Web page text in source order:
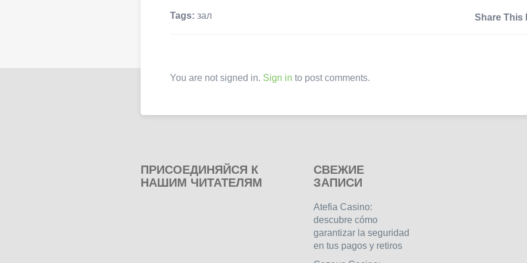
Tags: зал Share This
You are not signed in. Sign in to post comments.
ПРИСОЕДИНЯЙСЯ К
НАШИМ ЧИТАТЕЛЯМ
СВЕЖИЕ
ЗАПИСИ
Atefia Casino:
descubre cómo
garantizar la seguridad
en tus pagos y retiros